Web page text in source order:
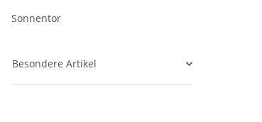
Sonnentor
Besondere Artikel